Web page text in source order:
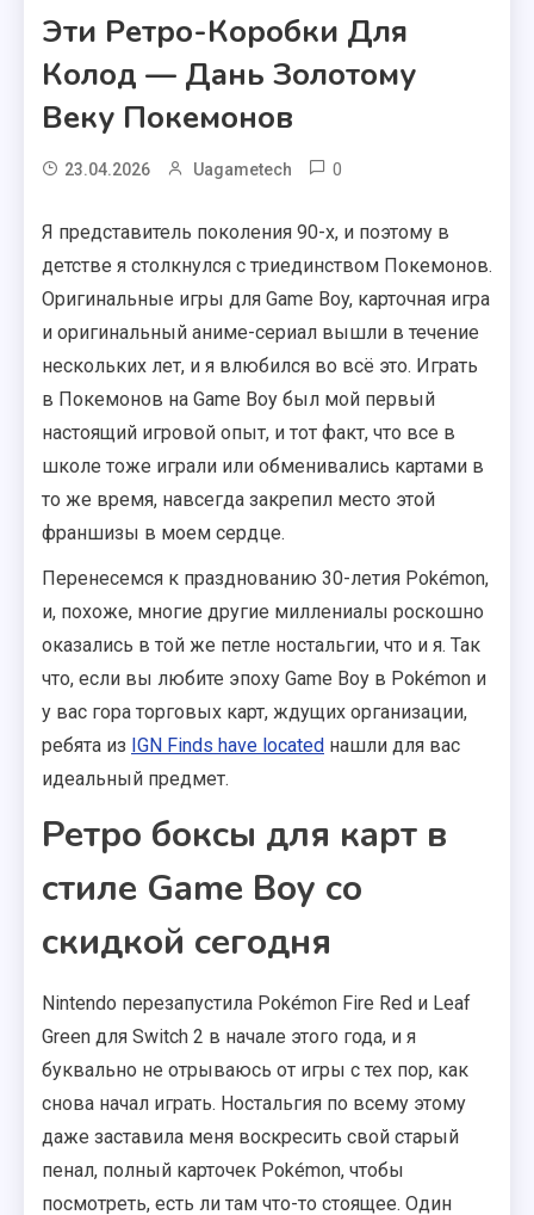
Эти Ретро-Коробки Для
Колод — Дань Золотому
Веку Покемонов
23.04.2026 Uagametech 0
Я представитель поколения 90-х, и поэтому в
детстве я столкнулся с триединством Покемонов.
Оригинальные игры для Game Boy, карточная игра
и оригинальный аниме-сериал вышли в течение
нескольких лет, и я влюбился во всё это. Играть
в Покемонов на Game Boy был мой первый
настоящий игровой опыт, и тот факт, что все в
школе тоже играли или обменивались картами в
то же время, навсегда закрепил место этой
франшизы в моем сердце.
Перенесемся к празднованию 30-летия Pokémon,
и, похоже, многие другие миллениалы роскошно
оказались в той же петле ностальгии, что и я. Так
что, если вы любите эпоху Game Boy в Pokémon и
у вас гора торговых карт, ждущих организации,
ребята из IGN Finds have located нашли для вас
идеальный предмет.
Ретро боксы для карт в
стиле Game Boy со
скидкой сегодня
Nintendo перезапустила Pokémon Fire Red и Leaf
Green для Switch 2 в начале этого года, и я
буквально не отрываюсь от игры с тех пор, как
снова начал играть. Ностальгия по всему этому
даже заставила меня воскресить свой старый
пенал, полный карточек Pokémon, чтобы
посмотреть, есть ли там что-то стоящее. Один